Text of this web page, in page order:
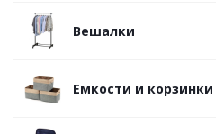
Вешалки
Емкости и корзинки